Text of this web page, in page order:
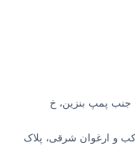
بنزین، خ
شرقی، پلاک